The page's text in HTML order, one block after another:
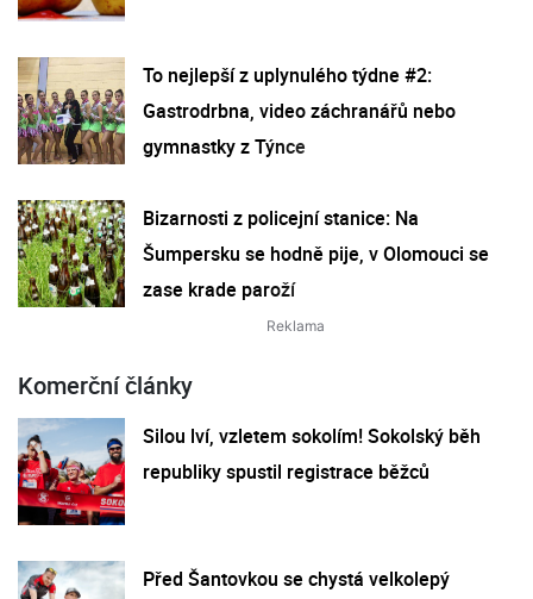
To nejlepší z uplynulého týdne #2:
Gastrodrbna, video záchranářů nebo
gymnastky z Týnce
Bizarnosti z policejní stanice: Na
Šumpersku se hodně pije, v Olomouci se
zase krade paroží
Komerční články
Silou lví, vzletem sokolím! Sokolský běh
republiky spustil registrace běžců
Před Šantovkou se chystá velkolepý